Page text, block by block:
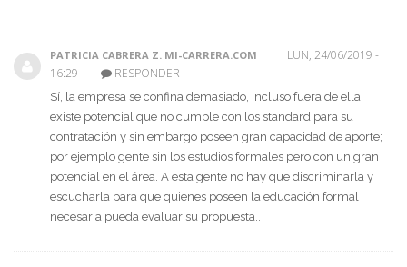
PATRICIA CABRERA Z. MI-CARRERA.COM
LUN, 24/06/2019 -
16:29 — RESPONDER
Sí, la empresa se confina demasiado, Incluso fuera de ella
existe potencial que no cumple con los standard para su
contratación y sin embargo poseen gran capacidad de aporte;
por ejemplo gente sin los estudios formales pero con un gran
potencial en el área. A esta gente no hay que discriminarla y
escucharla para que quienes poseen la educación formal
necesaria pueda evaluar su propuesta..